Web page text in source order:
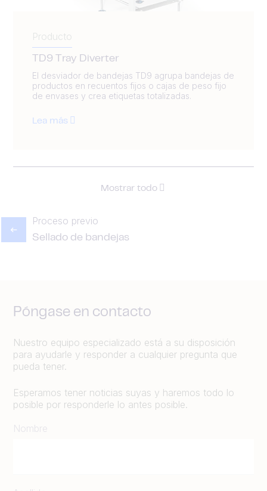
Producto
TD9 Tray Diverter
El desviador de bandejas TD9 agrupa bandejas de
productos en recuentos fijos o cajas de peso fijo
de envases y crea etiquetas totalizadas.
Lea más
Mostrar todo
Proceso previo
Sellado de bandejas
Póngase en contacto
Nuestro equipo especializado está a su disposición
para ayudarle y responder a cualquier pregunta que
pueda tener.
Esperamos tener noticias suyas y haremos todo lo
posible por responderle lo antes posible.
Nombre